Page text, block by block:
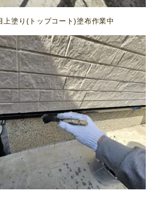
上塗り(トップコート)塗布作業中